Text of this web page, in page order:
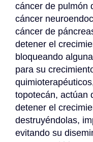
cáncer de pulmón
cáncer
cáncer de
detener el
bloqueando
para su
topotecán, actúan
detener el
destruyéndolas,
evitando su